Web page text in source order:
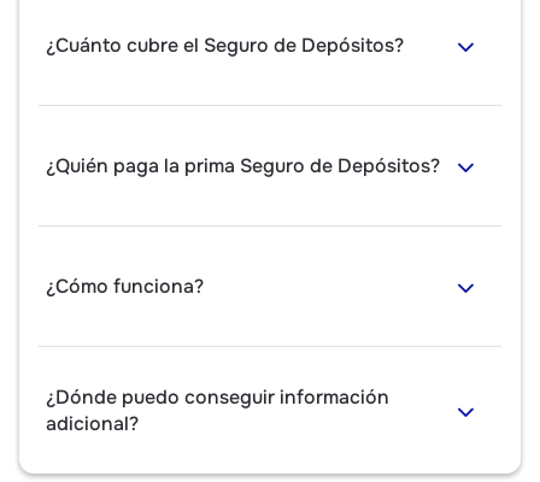
¿Cuánto cubre el Seguro de Depósitos?
¿Quién paga la prima Seguro de Depósitos?
¿Cómo funciona?
¿Dónde puedo conseguir información
adicional?